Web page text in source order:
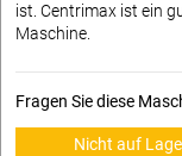
ist. Centrimax ist ein
Maschine.
Fragen Sie diese
Nicht auf